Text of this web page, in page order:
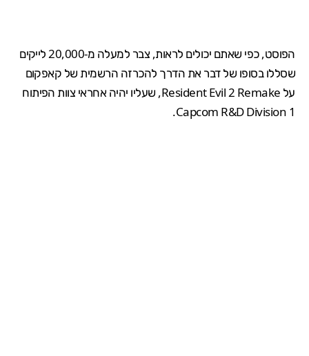
הפוסט, כפי שאתם יכולים לראות, צבר למעלה מ-20,000 לייקים
שסללו בסופו של דבר את הדרך להכרזה הרשמית של קאפקום
על Resident Evil 2 Remake, שעליו יהיה אחראי צוות הפיתוח
Capcom R&D Division 1.